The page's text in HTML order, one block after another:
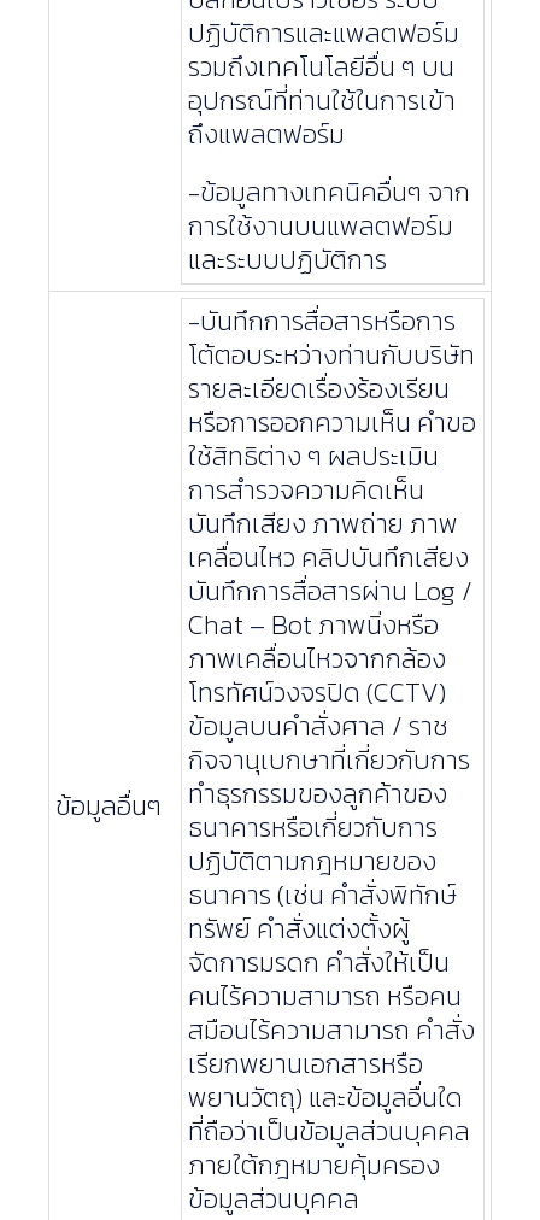
ปฏิบัติการและแพลตฟอร์ม
รวมถึงเทคโนโลยีอื่น ๆ บน
อุปกรณ์ที่ท่านใช้ในการเข้า
ถึงแพลตฟอร์ม
-ข้อมูลทางเทคนิคอื่นๆ จาก
การใช้งานบนแพลตฟอร์ม
และระบบปฏิบัติการ
ข้อมูลอื่นๆ
-บันทึกการสื่อสารหรือการ
โต้ตอบระหว่างท่านกับบริษัท
รายละเอียดเรื่องร้องเรียน
หรือการออกความเห็น คำขอ
ใช้สิทธิต่าง ๆ ผลประเมิน
การสำรวจความคิดเห็น
บันทึกเสียง ภาพถ่าย ภาพ
เคลื่อนไหว คลิปบันทึกเสียง
บันทึกการสื่อสารผ่าน Log /
Chat – Bot ภาพนิ่งหรือ
ภาพเคลื่อนไหวจากกล้อง
โทรทัศน์วงจรปิด (CCTV)
ข้อมูลบนคำสั่งศาล / ราช
กิจจานุเบกษาที่เกี่ยวกับการ
ทำธุรกรรมของลูกค้าของ
ธนาคารหรือเกี่ยวกับการ
ปฏิบัติตามกฎหมายของ
ธนาคาร (เช่น คำสั่งพิทักษ์
ทรัพย์ คำสั่งแต่งตั้งผู้
จัดการมรดก คำสั่งให้เป็น
คนไร้ความสามารถ หรือคน
สมือนไร้ความสามารถ คำสั่ง
เรียกพยานเอกสารหรือ
พยานวัตถุ) และข้อมูลอื่นใด
ที่ถือว่าเป็นข้อมูลส่วนบุคคล
ภายใต้กฎหมายคุ้มครอง
ข้อมูลส่วนบุคคล